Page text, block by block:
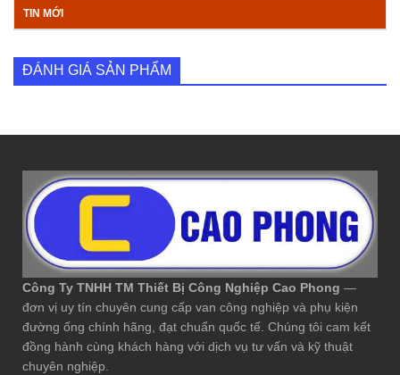
TIN MỚI
ĐÁNH GIÁ SẢN PHẨM
Công Ty TNHH TM Thiết Bị Công Nghiệp Cao Phong —
đơn vị uy tín chuyên cung cấp van công nghiệp và phụ kiện
đường ống chính hãng, đạt chuẩn quốc tế. Chúng tôi cam kết
đồng hành cùng khách hàng với dịch vụ tư vấn và kỹ thuật
chuyên nghiệp.